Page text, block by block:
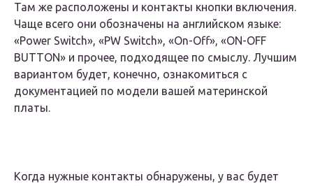
Там же расположены и контакты кнопки включения.
Чаще всего они обозначены на английском языке:
«Power Switch», «PW Switch», «On-Off», «ON-OFF
BUTTON» и прочее, подходящее по смыслу. Лучшим
вариантом будет, конечно, ознакомиться с
документацией по модели вашей материнской
платы.
Когда нужные контакты обнаружены, у вас будет